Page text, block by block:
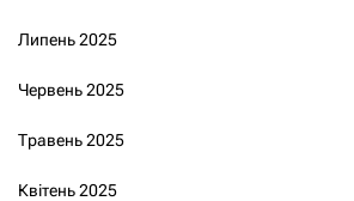
Липень 2025
Червень 2025
Травень 2025
Квітень 2025